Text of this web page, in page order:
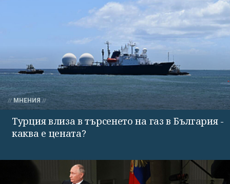
МНЕНИЯ
Турция влиза в търсенето на газ в България -
каква е цената?